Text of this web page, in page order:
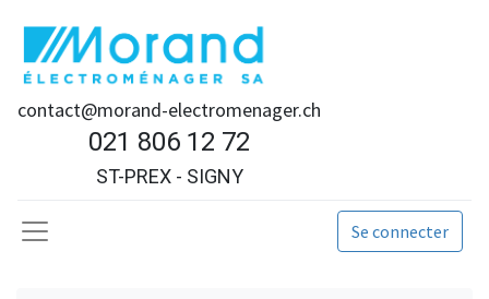
contact@morand-electromenager.ch
021 806 12 72
ST-PREX - SIGNY
Se connecter